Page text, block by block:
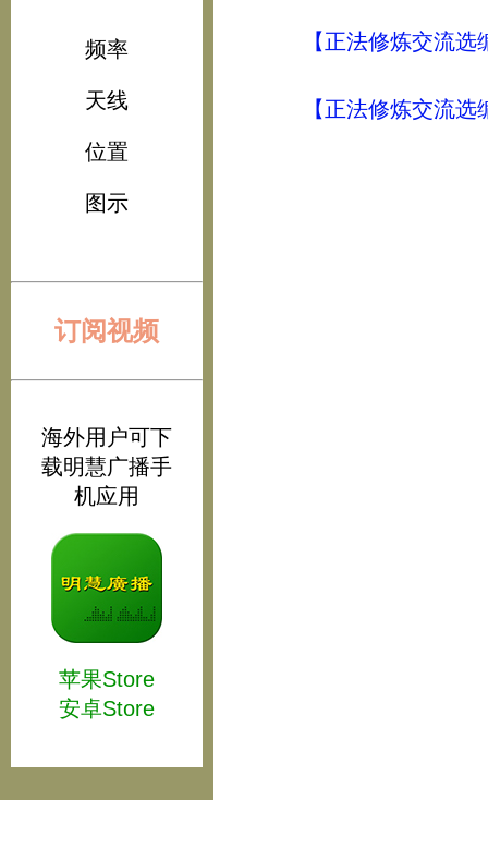
频率
天线
位置
图示
订阅视频
海外用户可下
载明慧广播手
机应用
苹果Store
安卓Store
【正法修炼交流
【正法修炼交流